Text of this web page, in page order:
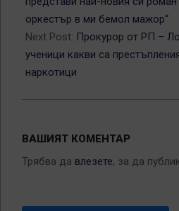
оркестър в ми бемол мажор“
Next Post: Прокурор от РП –
ученици какви са
наркотици
ВАШИЯТ КОМЕНТАР
Трябва да влезете, за да